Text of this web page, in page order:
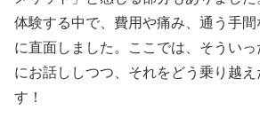
体験する中で、費用や痛み、通う手
に直面しました。ここでは、そうい
にお話ししつつ、それをどう乗り越え
す！